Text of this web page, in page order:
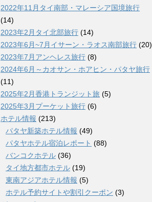
2022年11月タイ南部・マレーシア国境旅行
(14)
2023年2月タイ北部旅行 (14)
2023年6月~7月イサーン・ラオス南部旅行 (20)
2023年7月アンヘレス旅行 (8)
2024年6月～カオサン・ホアヒン・パタヤ旅行
(11)
2025年2月香港トランジット旅 (5)
2025年3月プーケット旅行 (6)
ホテル情報 (213)
パタヤ新築ホテル情報 (49)
パタヤホテル宿泊レポート (88)
バンコクホテル (36)
タイ地方都市ホテル (19)
東南アジアホテル情報 (5)
ホテル予約サイトや割引クーポン (3)